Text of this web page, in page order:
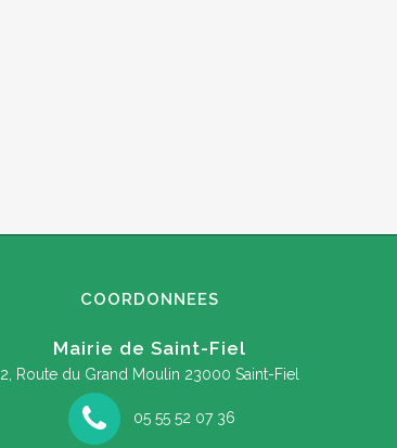
COORDONNEES
Mairie de Saint-Fiel
2, Route du Grand Moulin 23000 Saint-Fiel
05 55 52 07 36